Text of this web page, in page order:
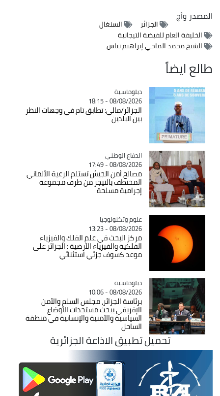
المصدروأج
الجزائر
السنغال
الخليفة العام للفيضة التيجانية
الشيخ محمد الماحي إبراهيم نياس
طالع ايضاً
Catégorie
دبلوماسية
08/08/2026 - 18:15
الجزائر/مالي: تطابق تام في وجهات النظر
بين البلدين
Catégorie
الدفاع الوطني
08/08/2026 - 17:49
مصالح أمن الجيش تستلم الرعية الألماني
المختطف بالنيجر من طرف مجموعة
إجرامية مسلحة
Catégorie
علوم وتكنولوجيا
08/08/2026 - 13:23
مركز البحث في علم الفلك والفيزياء
الفلكية والفيزياء الأرضية : الجزائر على
موعد كسوف جزئي استثنائي
Catégorie
دبلوماسية
08/08/2026 - 10:06
برئاسة الجزائر، مجلس السلم والأمن
الإفريقي يبحث مستجدات الأوضاع
السياسية والأمنية والإنسانية في منطقة
الساحل
تحميل تطبيق الاذاعة الجزائرية